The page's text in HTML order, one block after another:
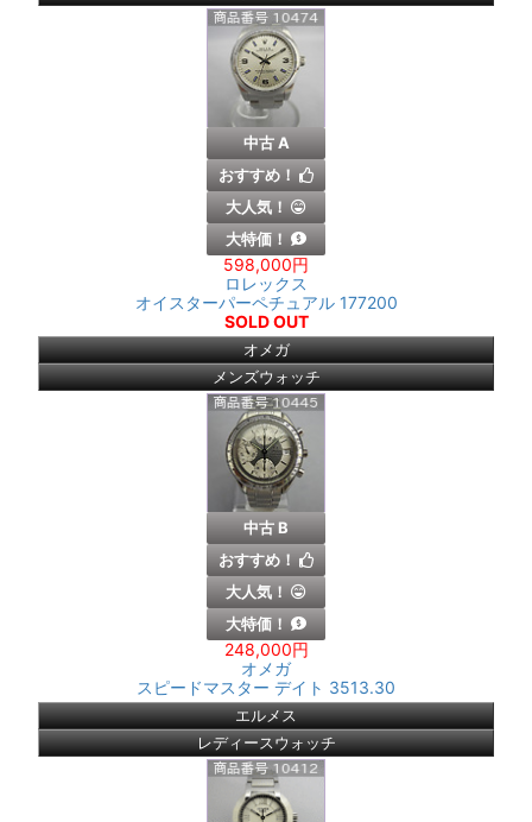
中古 A
おすすめ！
大人気！
大特価！
598,000円
ロレックス
オイスターパーペチュアル 177200
SOLD OUT
オメガ
メンズウォッチ
中古 B
おすすめ！
大人気！
大特価！
248,000円
オメガ
スピードマスター デイト 3513.30
エルメス
レディースウォッチ